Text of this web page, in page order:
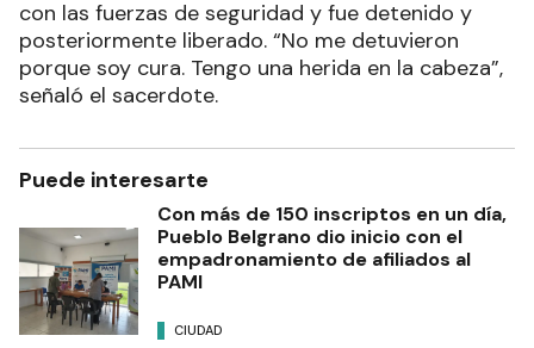
con las fuerzas de seguridad y fue detenido y
posteriormente liberado. “No me detuvieron
porque soy cura. Tengo una herida en la cabeza”,
señaló el sacerdote.
Puede interesarte
Con más de 150 inscriptos en un día,
Pueblo Belgrano dio inicio con el
empadronamiento de afiliados al
PAMI
CIUDAD